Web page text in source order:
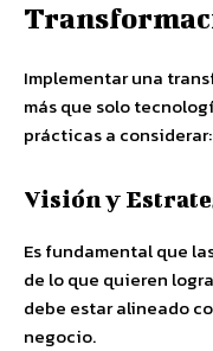
Implementar una
más que solo
prácticas a considerar:
Visión y
Es fundamental que
de lo que quieren
debe estar alineado
negocio.